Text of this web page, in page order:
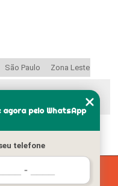
São Paulo Zona Leste
A4 Ultramarino
nossos links, é proibida sem a
– artigo 184 do Código Penal –
agora pelo WhatsApp
telefone